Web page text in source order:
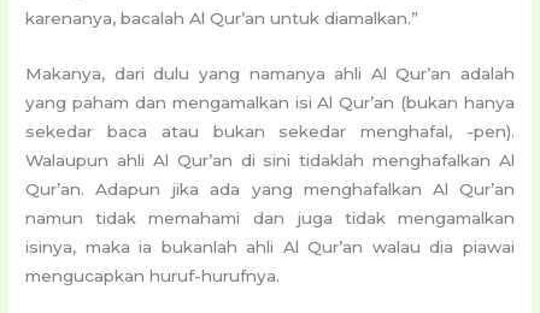
karenanya, bacalah Al Qur’an untuk diamalkan.”
Makanya, dari dulu yang namanya ahli Al Qur’an adalah
yang paham dan mengamalkan isi Al Qur’an (bukan hanya
sekedar baca atau bukan sekedar menghafal, -pen).
Walaupun ahli Al Qur’an di sini tidaklah menghafalkan Al
Qur’an. Adapun jika ada yang menghafalkan Al Qur’an
namun tidak memahami dan juga tidak mengamalkan
isinya, maka ia bukanlah ahli Al Qur’an walau dia piawai
mengucapkan huruf-hurufnya.